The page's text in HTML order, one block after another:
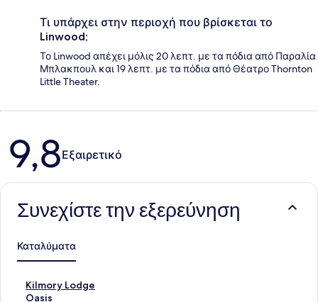
Τι υπάρχει στην περιοχή που βρίσκεται το
Linwood;
Το Linwood απέχει μόλις 20 λεπτ. με τα πόδια από Παραλία
Μπλακπουλ και 19 λεπτ. με τα πόδια από Θέατρο Thornton
Little Theater.
Σχόλια
9,8Εξαιρετικό
Συνεχίστε την εξερεύνηση
Καταλύματα
Kilmory Lodge
Σ
τ
Oasis
Σ